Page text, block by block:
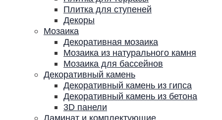
Плитка для ступеней
Декоры
Мозаика
Декоративная мозаика
Мозаика из натурального камня
Мозаика для бассейнов
Декоративный камень
Декоративный камень из гипса
Декоративный камень из бетона
3D панели
Ламинат и комплектующие